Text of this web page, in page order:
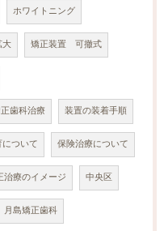
ホワイトニング
矯正装置 可撤式
歯科治療 装置の装着手順
ついて 保険治療について
治療のイメージ 中央区
月島矯正歯科